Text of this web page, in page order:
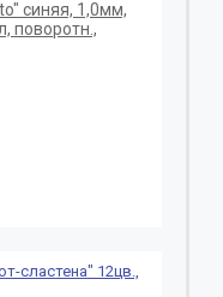
синяя, 1,0мм,
поворотн.,